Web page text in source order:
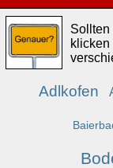
Sollten
klicken
Adlkofen